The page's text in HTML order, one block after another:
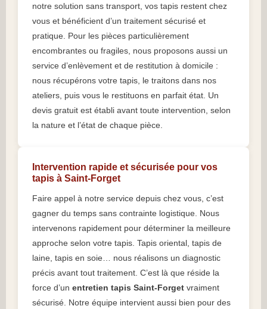
notre solution sans transport, vos tapis restent chez
vous et bénéficient d’un traitement sécurisé et
pratique. Pour les pièces particulièrement
encombrantes ou fragiles, nous proposons aussi un
service d’enlèvement et de restitution à domicile :
nous récupérons votre tapis, le traitons dans nos
ateliers, puis vous le restituons en parfait état. Un
devis gratuit est établi avant toute intervention, selon
la nature et l’état de chaque pièce.
Intervention rapide et sécurisée pour vos
tapis à Saint-Forget
Faire appel à notre service depuis chez vous, c’est
gagner du temps sans contrainte logistique. Nous
intervenons rapidement pour déterminer la meilleure
approche selon votre tapis. Tapis oriental, tapis de
laine, tapis en soie… nous réalisons un diagnostic
précis avant tout traitement. C’est là que réside la
force d’un entretien tapis Saint-Forget vraiment
sécurisé. Notre équipe intervient aussi bien pour des